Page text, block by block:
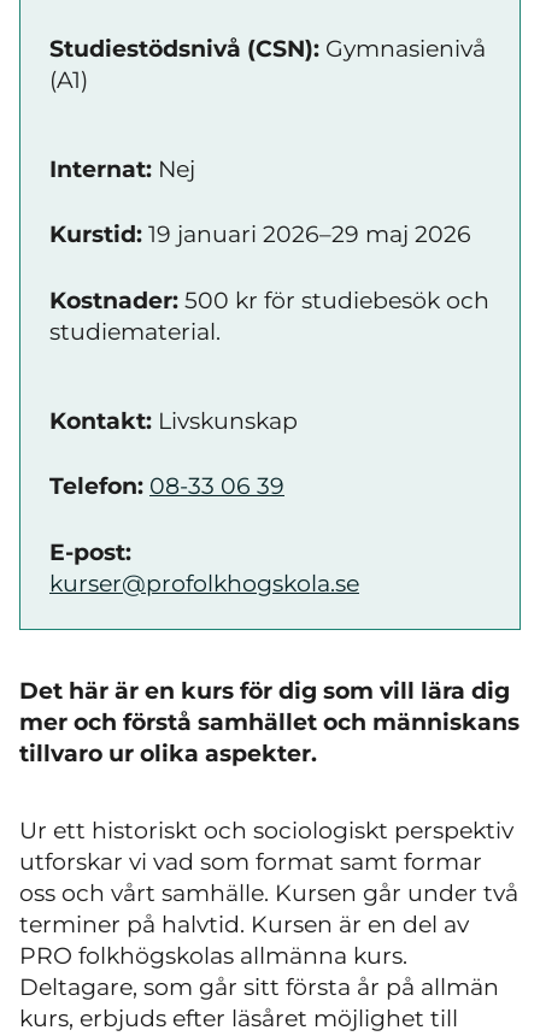
Studiestödsnivå (CSN): Gymnasienivå
(A1)
Internat: Nej
Kurstid: 19 januari 2026–29 maj 2026
Kostnader: 500 kr för studiebesök och
studiematerial.
Kontakt: Livskunskap
Telefon: 08-33 06 39
E-post:
kurser@profolkhogskola.se
Det här är en kurs för dig som vill lära dig
mer och förstå samhället och människans
tillvaro ur olika aspekter.
Ur ett historiskt och sociologiskt perspektiv
utforskar vi vad som format samt formar
oss och vårt samhälle. Kursen går under två
terminer på halvtid. Kursen är en del av
PRO folkhögskolas allmänna kurs.
Deltagare, som går sitt första år på allmän
kurs, erbjuds efter läsåret möjlighet till